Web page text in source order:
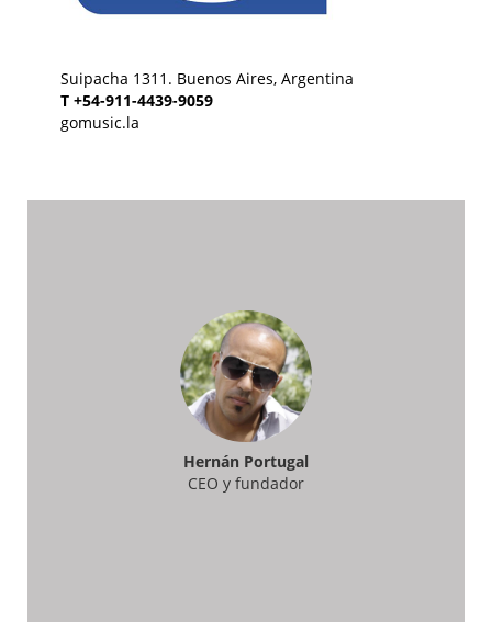
Suipacha 1311. Buenos Aires, Argentina
T +54-911-4439-9059
gomusic.la
Hernán Portugal
CEO y fundador